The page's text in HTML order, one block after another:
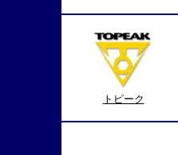
トピーク